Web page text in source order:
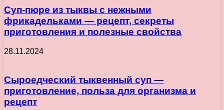
Суп-пюре из тыквы с нежными
фрикадельками — рецепт, секреты
приготовления и полезные свойства
28.11.2024
Сыроедческий тыквенный суп —
приготовление, польза для организма и
рецепт